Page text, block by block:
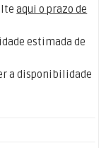
aqui o prazo de
estimada de
a disponibilidade